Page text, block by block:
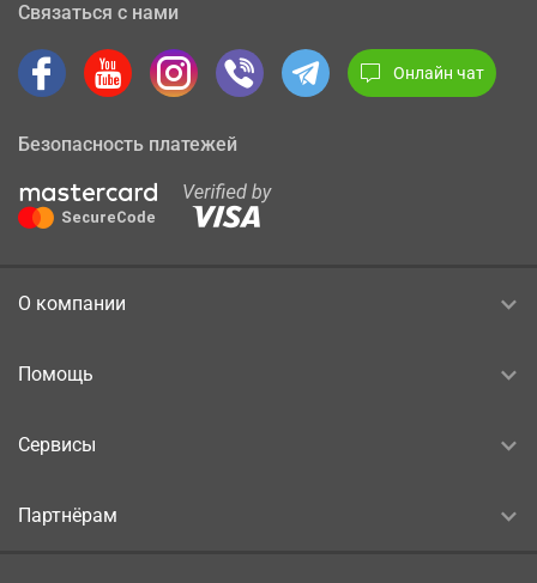
Связаться с нами
Онлайн чат
Безопасность платежей
О компании
Помощь
Сервисы
Партнёрам